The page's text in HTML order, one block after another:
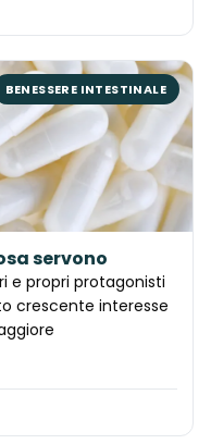
BENESSERE INTESTINALE
servono
e propri protagonisti
crescente interesse